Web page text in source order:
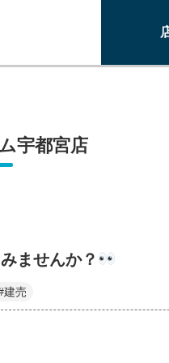
宇都宮店
ませんか？
建売